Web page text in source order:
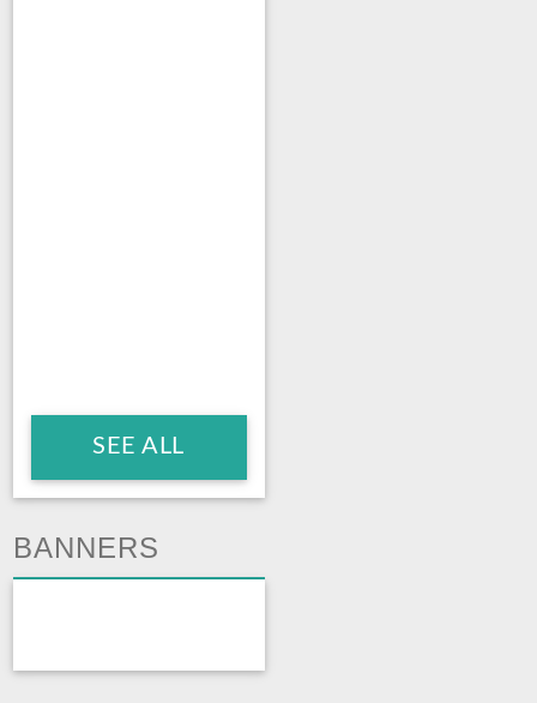
SEE ALL
BANNERS